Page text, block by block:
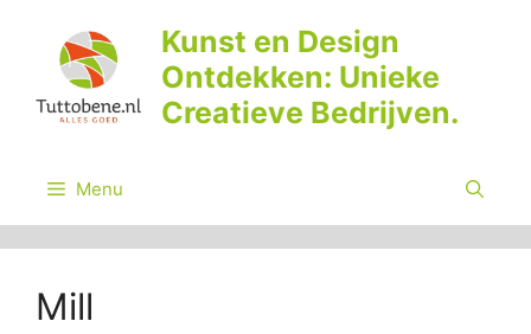
inhoud
Kunst en Design
Ontdekken: Unieke
Creatieve Bedrijven.
Menu
Mill